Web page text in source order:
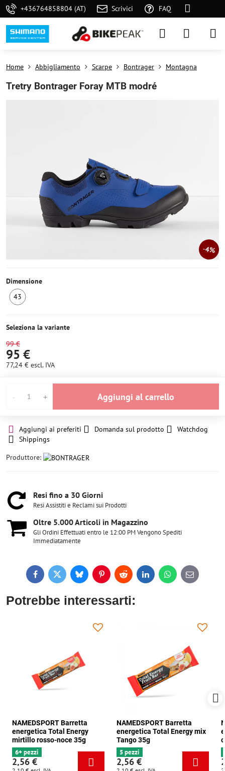
+436764858804 (AT) Scrivici FAQ
4%
Home Abbigliamento Scarpe Bontrager Montagna
Tretry Bontrager Foray MTB modré
Dimensione
43
Seleziona la variante
99 €
95 €
77,24 € escl. IVA
Aggiungi al carrello
Aggiungi ai preferiti Domanda sul prodotto
Watchdog
Shippings
Produttore:
Resi fino a 30 Giorni
Resi Assistiti e Reclami sui Prodotti
Oltre 5​.000 Articoli in Magazzino
Gli Ordini Effettuati entro le 12:00 PM Vengono Spediti
Immediatamente
FacebookTwitterBlueskyPinterestReddit LinkedInWhatsApp
E-
mail
Potrebbe interessarti:
NAMEDSPORT Barretta
energetica Total Energy
mirtillo rosso-noce 35g
6+ pezzi
2,56 €
NAMEDSPORT Barretta
energetica Total Energy mix
Tango 35g
5 pezzi
2,56 €